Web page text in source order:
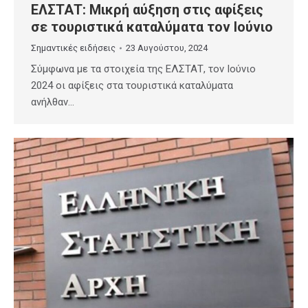
ΕΛΣΤΑΤ: Μικρή αύξηση στις αφίξεις
σε τουριστικά καταλύματα τον Ιούνιο
Σημαντικές ειδήσεις 23 Αυγούστου, 2024
Σύμφωνα με τα στοιχεία της ΕΛΣΤΑΤ, τον Ιούνιο
2024 οι αφίξεις στα τουριστικά καταλύματα
ανήλθαν…